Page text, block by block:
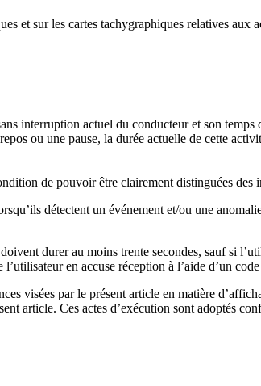
et sur les cartes tachygraphiques relatives
interruption actuel du conducteur et son temps
ou une pause, la durée actuelle de cette
de pouvoir être clairement distinguées des
détectent un événement et/ou une
durer au moins trente secondes, sauf si
en accuse réception à l’aide d’un
visées par le présent article en matière
article. Ces actes d’exécution sont adoptés